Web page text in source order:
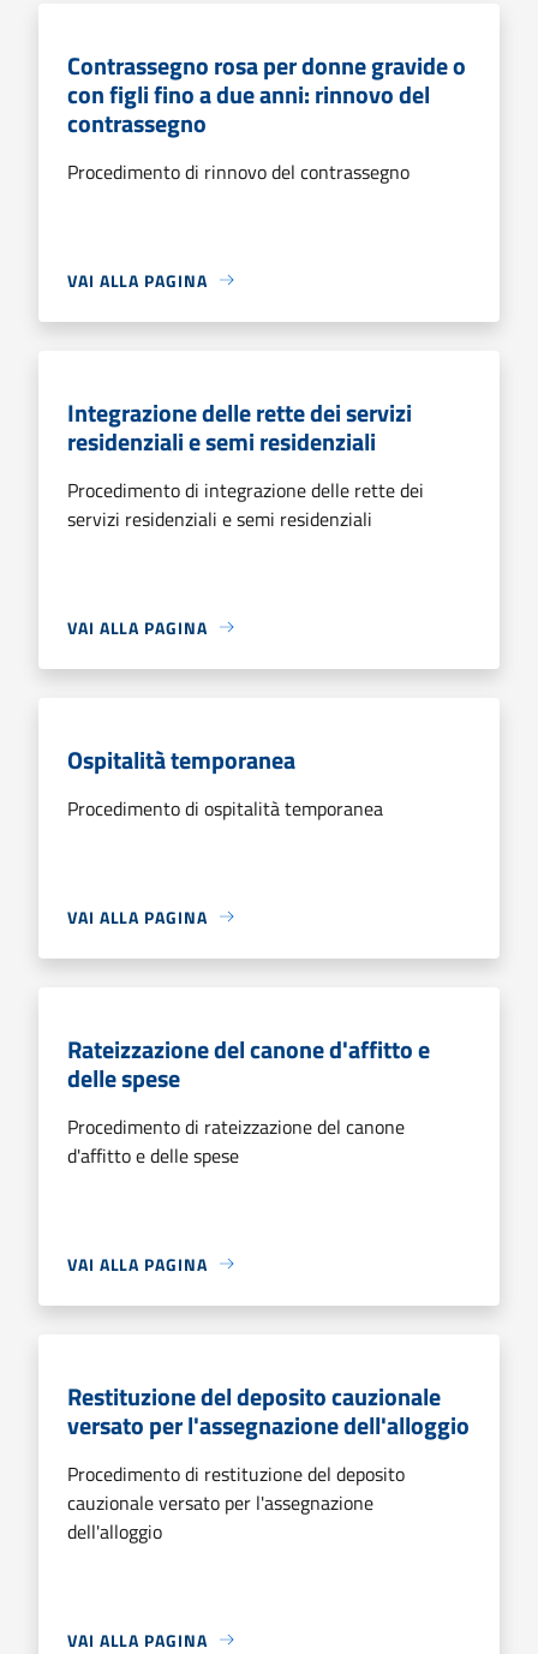
Contrassegno rosa per donne gravide o
con figli fino a due anni: rinnovo del
contrassegno
Procedimento di rinnovo del contrassegno
VAI ALLA PAGINA
Integrazione delle rette dei servizi
residenziali e semi residenziali
Procedimento di integrazione delle rette dei
servizi residenziali e semi residenziali
VAI ALLA PAGINA
Ospitalità temporanea
Procedimento di ospitalità temporanea
VAI ALLA PAGINA
Rateizzazione del canone d'affitto e
delle spese
Procedimento di rateizzazione del canone
d'affitto e delle spese
VAI ALLA PAGINA
Restituzione del deposito cauzionale
versato per l'assegnazione dell'alloggio
Procedimento di restituzione del deposito
cauzionale versato per l'assegnazione
dell'alloggio
VAI ALLA PAGINA